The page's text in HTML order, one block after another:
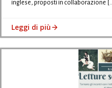
inglese, proposti in collaborazione
Leggi di più